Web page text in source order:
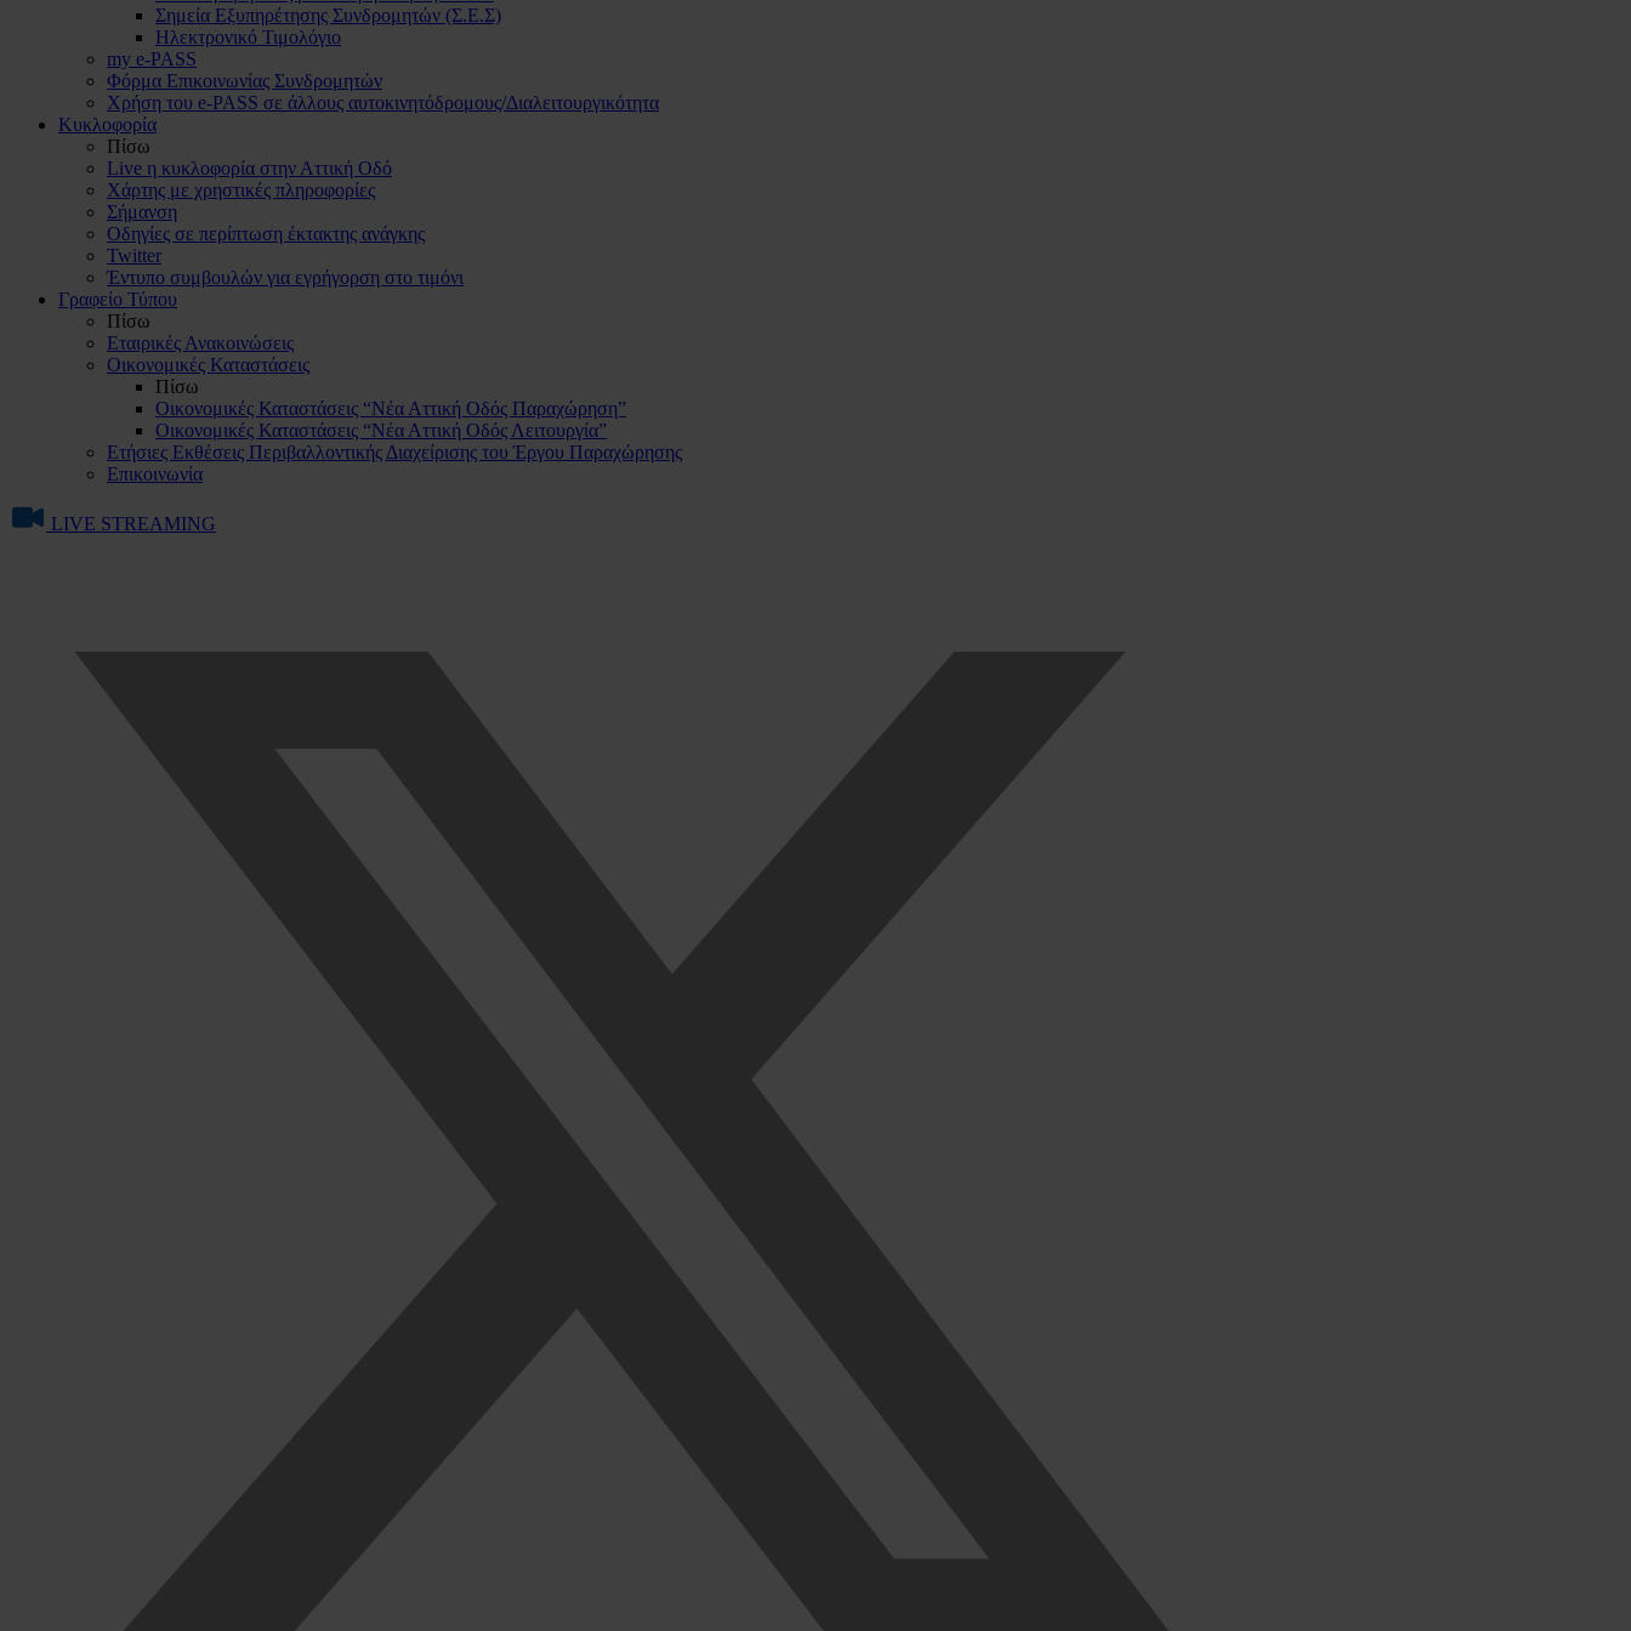
Σημεία Εξυπηρέτησης Συνδρομητών (Σ.Ε.Σ)
Ηλεκτρονικό Τιμολόγιο
my e-PASS
Φόρμα Επικοινωνίας Συνδρομητών
Χρήση του e-PASS σε άλλους αυτοκινητόδρομους/Διαλειτουργικότητα
Κυκλοφορία
Πίσω
Live η κυκλοφορία στην Αττική Οδό
Χάρτης με χρηστικές πληροφορίες
Σήμανση
Οδηγίες σε περίπτωση έκτακτης ανάγκης
Twitter
Έντυπο συμβουλών για εγρήγορση στο τιμόνι
Γραφείο Τύπου
Πίσω
Εταιρικές Ανακοινώσεις
Οικονομικές Καταστάσεις
Πίσω
Οικονομικές Καταστάσεις “Νέα Αττική Οδός Παραχώρηση”
Οικονομικές Καταστάσεις “Νέα Αττική Οδός Λειτουργία”
Ετήσιες Εκθέσεις Περιβαλλοντικής Διαχείρισης του Έργου Παραχώρησης
Επικοινωνία
LIVE STREAMING